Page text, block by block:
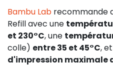
Bambu Lab recommande
Refill avec une
et 230°C, une
colle) entre 35 et 45°C,
d'impression maximale